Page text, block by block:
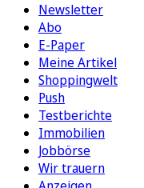
Newsletter
Abo
E-Paper
Meine Artikel
Shoppingwelt
Push
Testberichte
Immobilien
Jobbörse
Wir trauern